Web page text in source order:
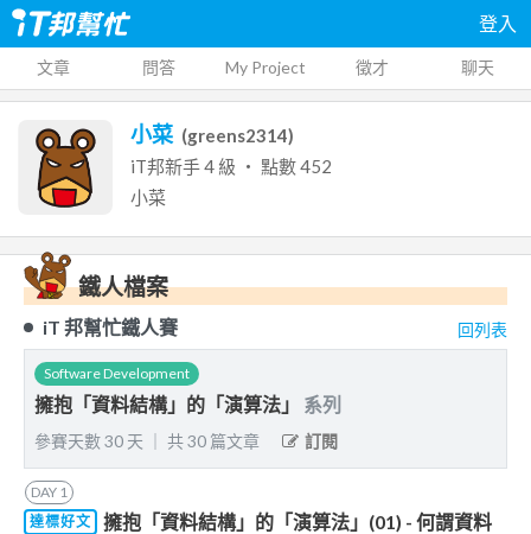
登入
文章 問答 My Project 徵才 聊天
小菜 (greens2314)
iT邦新手4 級 ‧ 點數452
小菜
鐵人檔案
iT 邦幫忙鐵人賽 回列表
Software Development
擁抱「資料結構」的「演算法」 系列
參賽天數30 天 共30 篇文章 訂閱
DAY 1
達標好文
擁抱「資料結構」的「演算法」(01) - 何謂資料